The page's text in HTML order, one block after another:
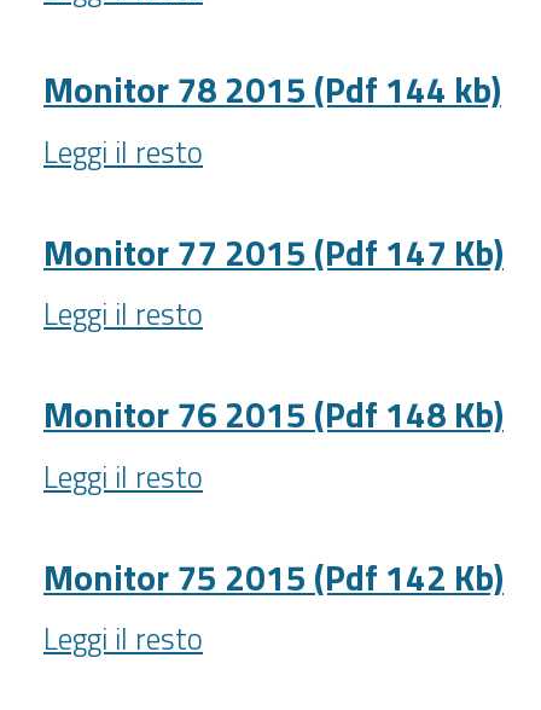
79
(Pdf
147
kB)
-
Monitor 78 2015 (Pdf 144 kb)
Monitor
78
(Pdf
144
kb)
-
Leggi il resto
Monitor 77 2015 (Pdf 147 Kb)
Monitor
77
(Pdf
147
Kb)
-
Leggi il resto
Monitor 76 2015 (Pdf 148 Kb)
Monitor
76
(Pdf
148
Kb)
-
Leggi il resto
Monitor 75 2015 (Pdf 142 Kb)
Monitor
75
Leggi il resto